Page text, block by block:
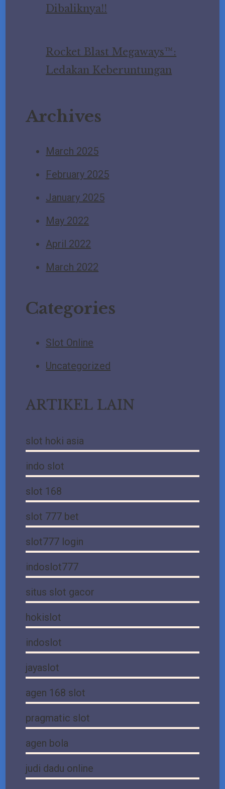
Dibaliknya!!
Rocket Blast Megaways™:
Ledakan Keberuntungan
Archives
March 2025
February 2025
January 2025
May 2022
April 2022
March 2022
Categories
Slot Online
Uncategorized
ARTIKEL LAIN
slot hoki asia
indo slot
slot 168
slot 777 bet
slot777 login
indoslot777
situs slot gacor
hokislot
indoslot
jayaslot
agen 168 slot
pragmatic slot
agen bola
judi dadu online